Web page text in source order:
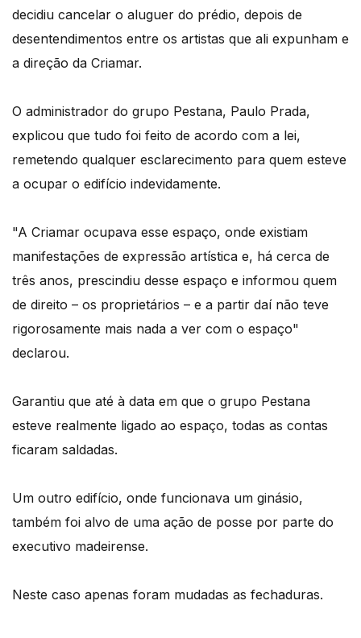
decidiu cancelar o aluguer do prédio, depois de
desentendimentos entre os artistas que ali expunham e
a direção da Criamar.
O administrador do grupo Pestana, Paulo Prada,
explicou que tudo foi feito de acordo com a lei,
remetendo qualquer esclarecimento para quem esteve
a ocupar o edifício indevidamente.
"A Criamar ocupava esse espaço, onde existiam
manifestações de expressão artística e, há cerca de
três anos, prescindiu desse espaço e informou quem
de direito – os proprietários – e a partir daí não teve
rigorosamente mais nada a ver com o espaço"
declarou.
Garantiu que até à data em que o grupo Pestana
esteve realmente ligado ao espaço, todas as contas
ficaram saldadas.
Um outro edifício, onde funcionava um ginásio,
também foi alvo de uma ação de posse por parte do
executivo madeirense.
Neste caso apenas foram mudadas as fechaduras.